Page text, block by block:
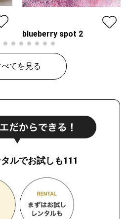
ラー
blueberry spot 2
はなのかふぇ＊橋爪かおり
プラン
てを見る
ルでお試しも111